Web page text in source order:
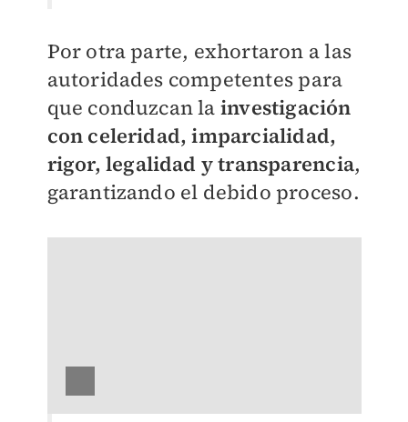
Por otra parte, exhortaron a las
autoridades competentes para
que conduzcan la investigación
con celeridad, imparcialidad,
rigor, legalidad y transparencia,
garantizando el debido proceso.